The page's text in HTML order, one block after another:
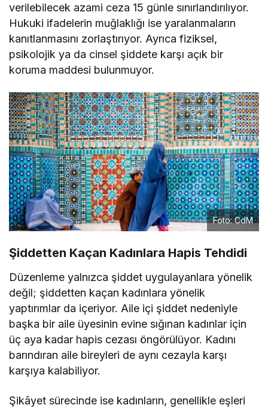
verilebilecek azami ceza 15 günle sınırlandırılıyor.
Hukuki ifadelerin muğlaklığı ise yaralanmaların
kanıtlanmasını zorlaştırıyor. Ayrıca fiziksel,
psikolojik ya da cinsel şiddete karşı açık bir
koruma maddesi bulunmuyor.
Foto: CdM
Şiddetten Kaçan Kadınlara Hapis Tehdidi
Düzenleme yalnızca şiddet uygulayanlara yönelik
değil; şiddetten kaçan kadınlara yönelik
yaptırımlar da içeriyor. Aile içi şiddet nedeniyle
başka bir aile üyesinin evine sığınan kadınlar için
üç aya kadar hapis cezası öngörülüyor. Kadını
barındıran aile bireyleri de aynı cezayla karşı
karşıya kalabiliyor.
Şikâyet sürecinde ise kadınların, genellikle eşleri